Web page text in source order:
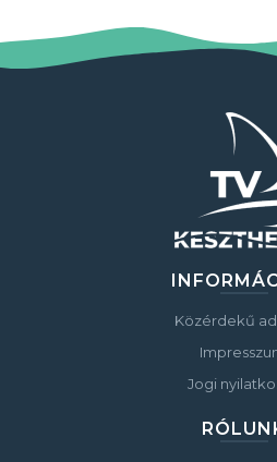
Közérdekű
Jogi